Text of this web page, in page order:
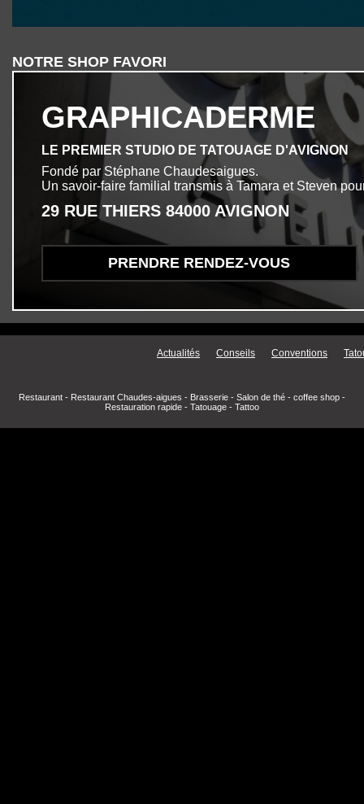
NOTRE SHOP FAVORI
GRAPHICADERME
LE PREMIER STUDIO DE TATOUAGE D'AVIGNON
Fondé par Stéphane Chaudesaigues.
Un savoir-faire familial transmis à Tamara et Steven
29 RUE THIERS 84000 AVIGNON
PRENDRE RENDEZ-VOUS
Menu secondaire
Actualités Conseils Conventions
Restaurant - Restaurant Chaudes-aigues - Brasserie - Salon de thé - coffee shop -
Restauration rapide - Tatouage - Tattoo